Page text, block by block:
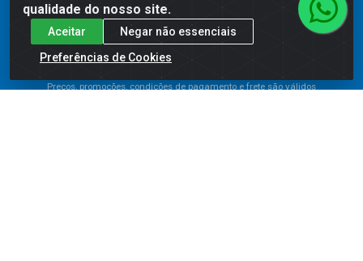
qualidade do nosso site.
Aceitar
Negar não essenciais
Preferências de Cookies
Preços, promoções, condições de pagamento e frete são válidos